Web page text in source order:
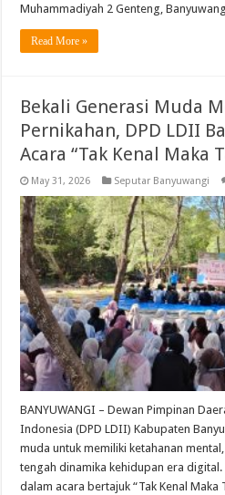
Muhammadiyah 2 Genteng,
Read More »
Bekali Generasi Muda
Pernikahan, DPD LDII
Acara “Tak Kenal Maka
May 31, 2026 Seputar Banyuwangi
BANYUWANGI – Dewan Pimpinan
Indonesia (DPD LDII) Kabupaten
muda untuk memiliki ketahanan
tengah dinamika kehidupan era
dalam acara bertajuk “Tak Kenal Maka